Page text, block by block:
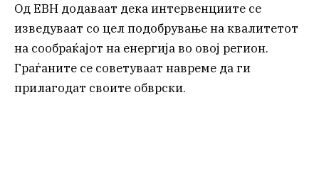
Од ЕВН додаваат дека интервенциите се
изведуваат со цел подобрување на квалитетот
на сообраќајот на енергија во овој регион.
Граѓаните се советуваат навреме да ги
прилагодат своите обврски.